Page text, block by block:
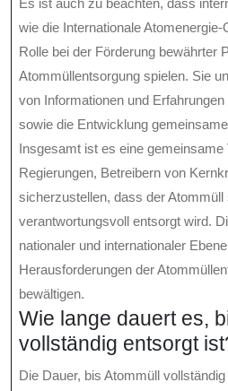
Es ist auch zu beachten, dass
wie die Internationale
Rolle bei der Förderung bewährter
Atommüllentsorgung spielen. Sie
von Informationen und
sowie die Entwicklung
Insgesamt ist es eine gemeinsame
Regierungen, Betreibern von
sicherzustellen, dass der Atommüll
verantwortungsvoll entsorgt wird.
nationaler und internationaler
Herausforderungen der
bewältigen.
Wie lange dauert es,
vollständig entsorgt
Die Dauer, bis Atommüll